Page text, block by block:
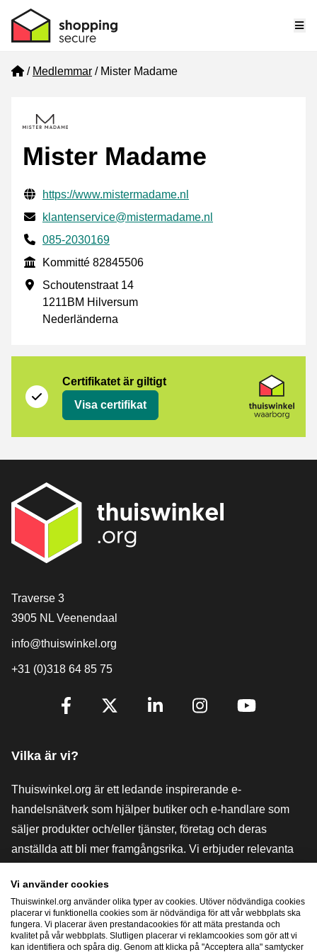
Home
Medlemmar Mister Madame
Mister Madame
Verifierade kontaktuppgifter
Website URL
https://www.mistermadame.nl
E-post
klantenservice@mistermadame.nl
Phone number
085-2030169
Kommitté
Kommitté 82845506
Företagsadress
Schoutenstraat 14
1211BM Hilversum
Nederländerna
Certifikatet är giltigt
Visa certifikat
[_General:Contact]
Traverse 3
3905 NL Veenendaal
info@thuiswinkel.org
+31 (0)318 64 85 75
[_General:SocialMediaTitle]
Vilka är vi?
Thuiswinkel.org är ett ledande inspirerande e-
handelsnätverk som hjälper butiker och e-handlare som
säljer produkter och/eller tjänster, företag och deras
anställda att bli mer framgångsrika. Vi erbjuder relevanta
Thuiswinkel-recensioner, rättsliga medel och rådgivning,
stöd, marknadsundersökningar och vi har en egen
utbildningsplattform, Thuiswinkel e-Academy.
Vi använder cookies
Thuiswinkel.org använder olika typer av cookies. Utöver nödvändiga cookies
placerar vi funktionella cookies som är nödvändiga för att vår webbplats ska
fungera. Vi placerar även prestandacookies för att mäta prestanda och
kvalitet på vår webbplats. Slutligen placerar vi reklamcookies som gör att vi
kan identifiera och spåra dig. Genom att klicka på "Acceptera alla" samtycker